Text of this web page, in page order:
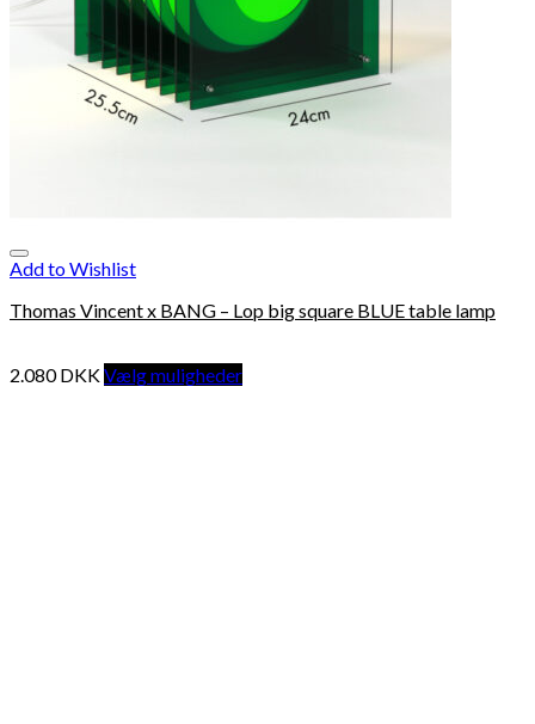
Add to Wishlist
Thomas Vincent x BANG – Lop big square BLUE table lamp
2.080DKKVælg muligheder